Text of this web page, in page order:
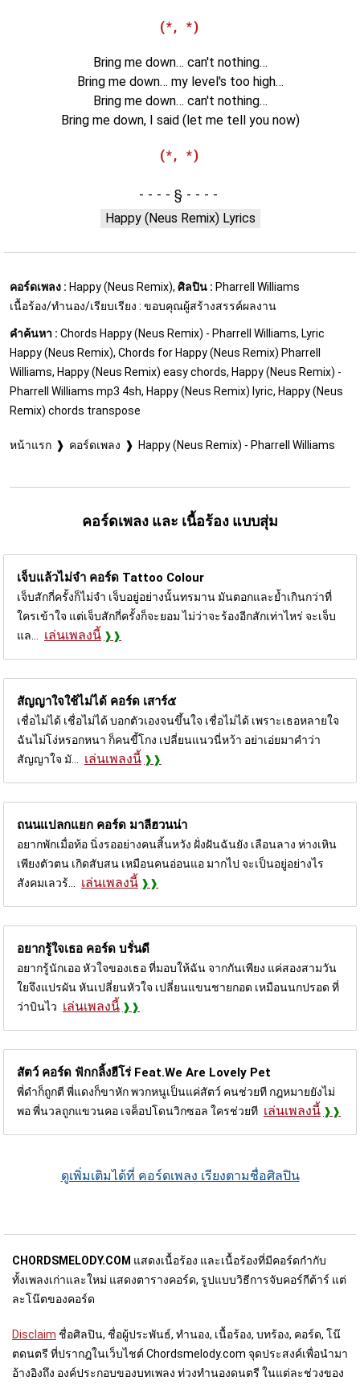
(*, *)
Bring me down… can't nothing…
Bring me down… my level's too high…
Bring me down… can't nothing…
Bring me down, I said (let me tell you now)
(*, *)
§
Happy (Neus Remix) Lyrics
คอร์ดเพลง : Happy (Neus Remix), ศิลปิน : Pharrell Williams
เนื้อร้อง/ทำนอง/เรียบเรียง : ขอบคุณผู้สร้างสรรค์ผลงาน
คำค้นหา : Chords Happy (Neus Remix) - Pharrell Williams, Lyric
Happy (Neus Remix), Chords for Happy (Neus Remix) Pharrell
Williams, Happy (Neus Remix) easy chords, Happy (Neus Remix) -
Pharrell Williams mp3 4sh, Happy (Neus Remix) lyric, Happy (Neus
Remix) chords transpose
หน้าแรก คอร์ดเพลง Happy (Neus Remix) - Pharrell Williams
คอร์ดเพลง และ เนื้อร้อง แบบสุ่ม
เจ็บแล้วไม่จำ คอร์ด Tattoo Colour
เจ็บสักกี่ครั้งก็ไม่จำ เจ็บอยู่อย่างนั้นทรมาน มันตอกและย้ำเกินกว่าที่
ใครเข้าใจ แต่เจ็บสักกี่ครั้งก็จะยอม ไม่ว่าจะร้องอีกสักเท่าไหร่ จะเจ็บ
แล...
เล่นเพลงนี้
สัญญาใจใช้ไม่ได้ คอร์ด เสาร์๕
เชื่อไม่ได้ เชื่อไม่ได้ บอกตัวเองจนขึ้นใจ เชื่อไม่ได้ เพราะเธอหลายใจ
ฉันไม่โง่หรอกหนา ก็คนขี้โกง เปลี่ยนแนวนี่หว้า อย่าเอ่ยมาคำว่า
สัญญาใจ มั...
เล่นเพลงนี้
ถนนแปลกแยก คอร์ด มาลีฮวนน่า
อยากพักเมื่อท้อ นิ่งรออย่างคนสิ้นหวัง ฝั่งฝันฉันยัง เลือนลาง ห่างเหิน
เพียงตัวตน เกิดสับสน เหมือนคนอ่อนแอ มากไป จะเป็นอยู่อย่างไร
สังคมเลวร้...
เล่นเพลงนี้
อยากรู้ใจเธอ คอร์ด บรั่นดี
อยากรู้นักเออ หัวใจของเธอ ที่มอบให้ฉัน จากกันเพียง แค่สองสามวัน
ใยจึงแปรผัน หันเปลี่ยนหัวใจ เปลี่ยนแขนชายกอด เหมือนนกปรอด ที่
ว่าบินไว เล่นเพลงนี้
สัตว์ คอร์ด ฟักกลิ้งฮีโร่ Feat.We Are Lovely Pet
พี่ดำก็ถูกตี พี่แดงก็ขาหัก พวกหนูเป็นแค่สัตว์ คนช่วยที กฎหมายยังไม่
พอ พี่นวลถูกแขวนคอ เจค็อปโดนวิกซอล ใครช่วยที เล่นเพลงนี้
ดูเพิ่มเติมได้ที่ คอร์ดเพลง เรียงตามชื่อศิลปิน
CHORDSMELODY.COM แสดงเนื้อร้อง และเนื้อร้องที่มีคอร์ดกำกับ
ทั้งเพลงเก่าและใหม่ แสดงตารางคอร์ด, รูปแบบวิธีการจับคอร์กีต้าร์ แต่
ละโน๊ตของคอร์ด
Disclaim ชื่อศิลปิน, ชื่อผู้ประพันธ์, ทำนอง, เนื้อร้อง, บทร้อง, คอร์ด, โน๊
ตดนตรี ที่ปรากฎในเว็บไชต์ Chordsmelody.com จุดประสงค์เพื่อนำมา
อ้างอิงถึง องค์ประกอบของบทเพลง ท่วงทำนองดนตรี ในแต่ละช่วงของ